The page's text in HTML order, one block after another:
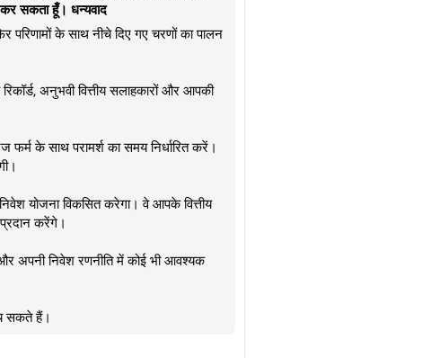
सकता हूँ। धन्यवाद
के साथ नीचे दिए गए चरणों का पालन
अनुभवी वित्तीय सलाहकारों और आपकी
फर्म के साथ परामर्श का समय निर्धारित करें।
योजना विकसित करेगा। वे आपके वित्तीय
करेंगे।
अपनी निवेश रणनीति में कोई भी आवश्यक
सकते हैं।